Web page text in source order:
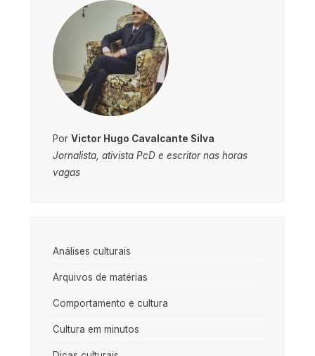
Por Victor Hugo Cavalcante Silva
Jornalista, ativista PcD e escritor nas horas
vagas
Análises culturais
Arquivos de matérias
Comportamento e cultura
Cultura em minutos